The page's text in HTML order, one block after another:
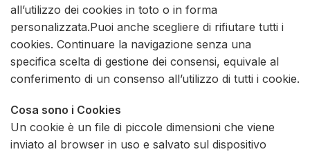
all’utilizzo dei cookies in toto o in forma
personalizzata.Puoi anche scegliere di rifiutare tutti i
cookies. Continuare la navigazione senza una
specifica scelta di gestione dei consensi, equivale al
conferimento di un consenso all’utilizzo di tutti i cookie.
Cosa sono i Cookies
Un cookie è un file di piccole dimensioni che viene
inviato al browser in uso e salvato sul dispositivo